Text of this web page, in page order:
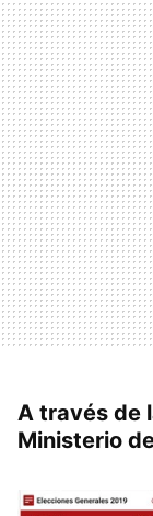
A través de
Ministerio